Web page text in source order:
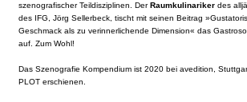
szenografischer Teildisziplinen. DerRaumkulinariker des
des IFG, Jörg Sellerbeck, tischt mit seinen Beitrag
Geschmack als zu verinnerlichende Dimension« das
auf. Zum Wohl!
Das Szenografie Kompendium ist 2020 bei avedition,
PLOT erschienen.